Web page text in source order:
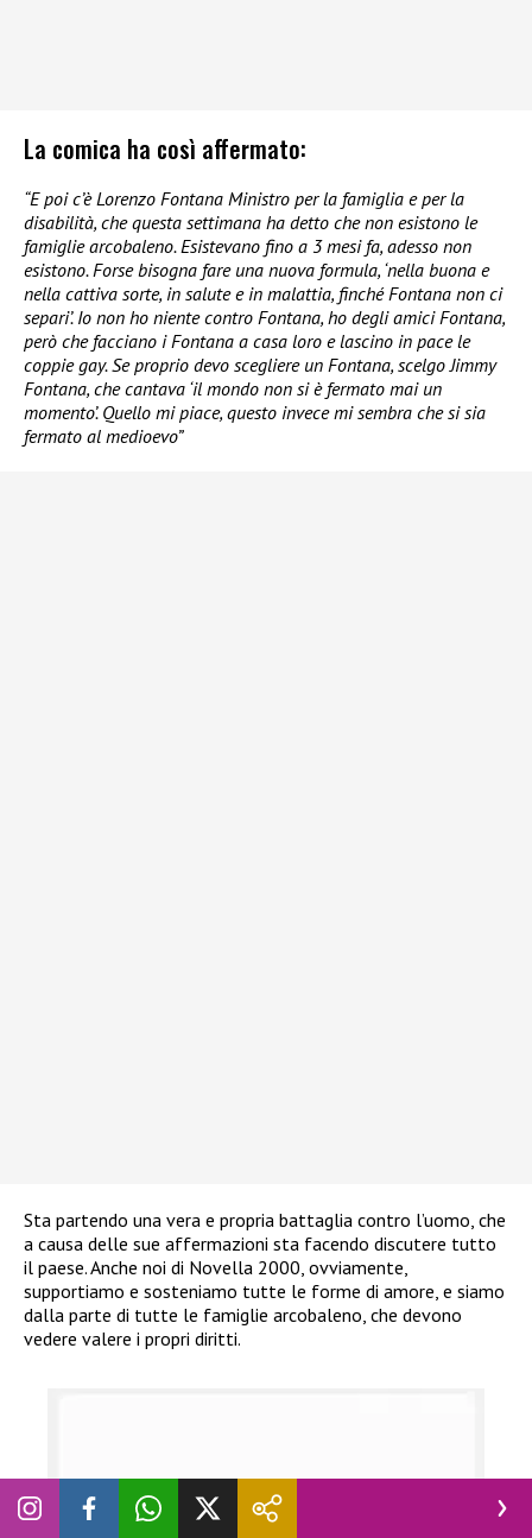
La comica ha così affermato:
“E poi c’è Lorenzo Fontana Ministro per la famiglia e per la
disabilità, che questa settimana ha detto che non esistono le
famiglie arcobaleno. Esistevano fino a 3 mesi fa, adesso non
esistono. Forse bisogna fare una nuova formula, ‘nella buona e
nella cattiva sorte, in salute e in malattia, finché Fontana non ci
separi’. Io non ho niente contro Fontana, ho degli amici Fontana,
però che facciano i Fontana a casa loro e lascino in pace le
coppie gay. Se proprio devo scegliere un Fontana, scelgo Jimmy
Fontana, che cantava ‘il mondo non si è fermato mai un
momento’. Quello mi piace, questo invece mi sembra che si sia
fermato al medioevo”
Sta partendo una vera e propria battaglia contro l’uomo, che
a causa delle sue affermazioni sta facendo discutere tutto
il paese. Anche noi di Novella 2000, ovviamente,
supportiamo e sosteniamo tutte le forme di amore, e siamo
dalla parte di tutte le famiglie arcobaleno, che devono
vedere valere i propri diritti.